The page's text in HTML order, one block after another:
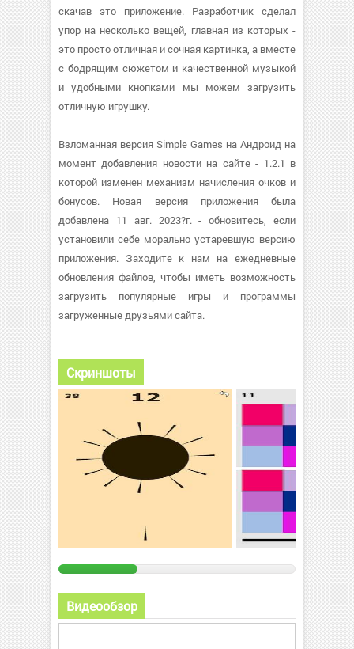
скачав это приложение. Разработчик сделал
упор на несколько вещей, главная из которых -
это просто отличная и сочная картинка, а вместе
с бодрящим сюжетом и качественной музыкой
и удобными кнопками мы можем загрузить
отличную игрушку.
Взломанная версия Simple Games на Андроид на
момент добавления новости на сайте - 1.2.1 в
которой изменен механизм начисления очков и
бонусов. Новая версия приложения была
добавлена 11 авг. 2023?г. - обновитесь, если
установили себе морально устаревшую версию
приложения. Заходите к нам на ежедневные
обновления файлов, чтобы иметь возможность
загрузить популярные игры и программы
загруженные друзьями сайта.
Скриншоты
Видеообзор